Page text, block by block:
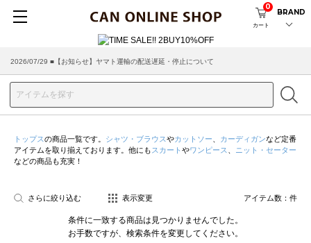
カート
0
BRAND
2026/07/29 ■【お知らせ】ヤマト運輸の配送遅延・停止について
トップスの商品一覧です。 シャツ・ブラウスやカットソー カーディガンなど定番
アイテムを取り揃えております。他にも スカート やワンピース
ニット・セーター
などの商品も充実！
さらに絞り込む 表示変更 アイテム数： 件
条件に一致する商品は見つかりませんでした。
お手数ですが、検索条件を変更してください。